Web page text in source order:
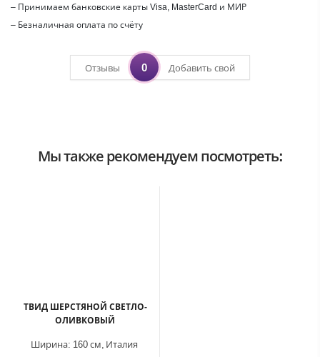
– Принимаем банковские карты Visa, MasterCard и МИР
– Безналичная оплата по счёту
Отзывы 0 Добавить свой
Мы также рекомендуем посмотреть:
ТВИД ШЕРСТЯНОЙ СВЕТЛО-
ОЛИВКОВЫЙ
Италия
Ширина: 160 см,